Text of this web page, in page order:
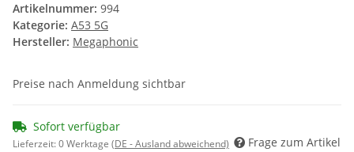
Artikelnummer: 994
Kategorie: A53 5G
Hersteller: Megaphonic
Preise nach Anmeldung sichtbar
Sofort verfügbar
Lieferzeit:0 Werktage (DE - Ausland abweichend) Frage zum Artikel